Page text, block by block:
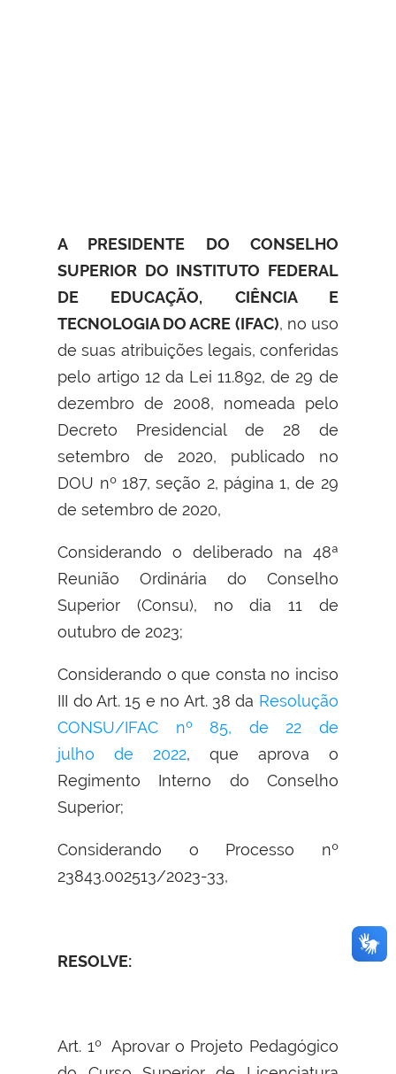
A PRESIDENTE DO CONSELHO
SUPERIOR DO INSTITUTO FEDERAL
DE EDUCAÇÃO, CIÊNCIA E
TECNOLOGIA DO ACRE (IFAC), no uso
de suas atribuições legais, conferidas
pelo artigo 12 da Lei 11.892, de 29 de
dezembro de 2008, nomeada pelo
Decreto Presidencial de 28 de
setembro de 2020, publicado no
DOU nº 187, seção 2, página 1, de 29
de setembro de 2020,
Considerando o deliberado na 48ª
Reunião Ordinária do Conselho
Superior (Consu), no dia 11 de
outubro de 2023;
Considerando o que consta no inciso
III do Art. 15 e no Art. 38 da Resolução
CONSU/IFAC nº 85, de 22 de
julho de 2022, que aprova o
Regimento Interno do Conselho
Superior;
Considerando o Processo nº
23843.002513/2023-33,
RESOLVE:
Art. 1º Aprovar o Projeto Pedagógico